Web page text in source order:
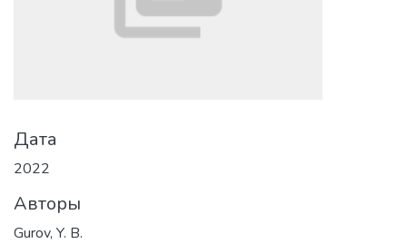
Дата
2022
Авторы
Gurov, Y. B.